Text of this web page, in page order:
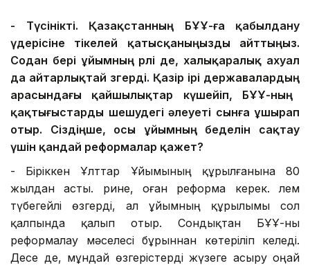
- Түсінікті. Қазақстанның БҰҰ-ға қабылдану
үдерісіне тікелей қатысқаныңызды айттыңыз.
Содан бері ұйымның рөлі де, халықаралық ахуал
да айтарлықтай өзгерді. Қазір ірі державалардың
арасындағы қайшылықтар күшейіп, БҰҰ-ның
қақтығыстарды шешудегі әлеуеті сынға ұшырап
отыр. Сіздіңше, осы ұйымның беделін сақтау
үшін қандай реформалар қажет?
- Біріккен Ұлттар Ұйымының құрылғанына 80
жылдан асты. Әрине, оған реформа керек. Әлем
түбегейлі өзгерді, ал ұйымның құрылымы сол
қалпында қалып отыр. Сондықтан БҰҰ-ны
реформалау мәселесі бұрыннан көтеріліп келеді.
Десе де, мұндай өзгерістерді жүзеге асыру оңай